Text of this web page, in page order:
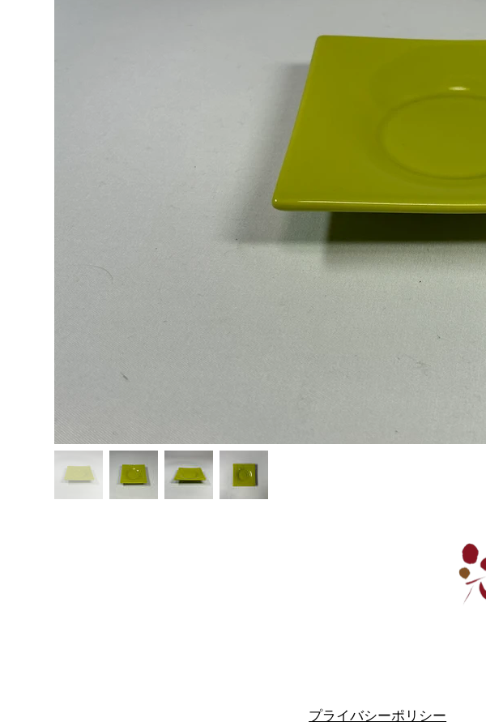
プライバシーポリシー